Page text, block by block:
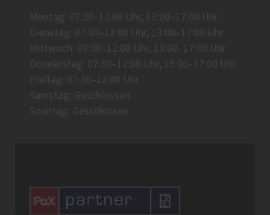
Montag: 07:30–12:00 Uhr, 13:00–17:00 Uhr
Dienstag: 07:30–12:00 Uhr, 13:00–17:00 Uhr
Mittwoch: 07:30–12:00 Uhr, 13:00–17:00 Uhr
Donnerstag: 07:30–12:00 Uhr, 13:00–17:00 Uhr
Freitag: 07:30–12:00 Uhr
Samstag: Geschlossen
Sonntag: Geschlossen